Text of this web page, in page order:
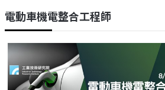
電動車機電整合工程師